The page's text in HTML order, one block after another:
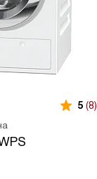
5 (8)